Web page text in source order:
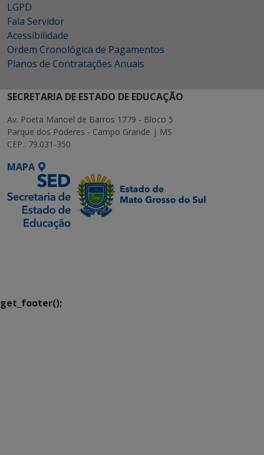
LGPD
Fala Servidor
Acessibilidade
Ordem Cronológica de Pagamentos
Planos de Contratações Anuais
SECRETARIA DE ESTADO DE EDUCAÇÃO
Av. Poeta Manoel de Barros 1779 - Bloco 5
Parque dos Poderes - Campo Grande | MS
CEP.: 79.031-350
MAPA
get_footer();